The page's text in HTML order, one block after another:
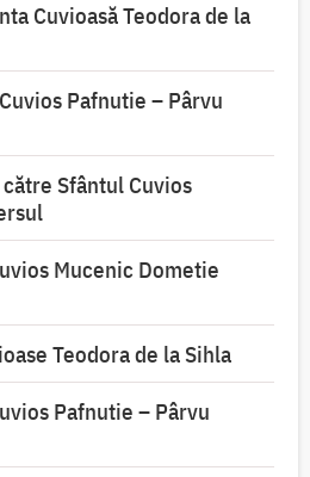
Cuvioasă Teodora de la
Pafnutie – Pârvu
Sfântul Cuvios
Mucenic Dometie
Teodora de la Sihla
Pafnutie – Pârvu